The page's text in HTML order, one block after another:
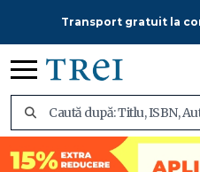
Transport gratuit la